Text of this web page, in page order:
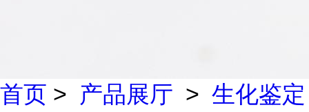
首页 > 产品展厅 > 生化鉴定